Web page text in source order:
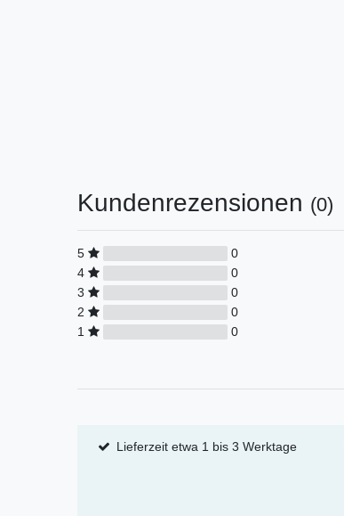
Kundenrezensionen (0)
5
0
4
0
3
0
2
0
1
0
Lieferzeit etwa 1 bis 3 Werktage